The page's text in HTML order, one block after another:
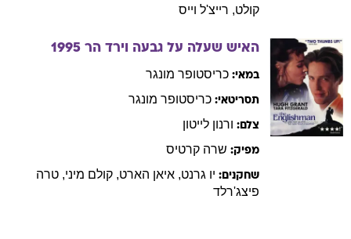
קולט, רייצ'ל וייס
האיש שעלה על גבעה וירד הר 1995
במאי: כריסטופר מונגר
תסריטאי: כריסטופר מונגר
צלם: ורנון לייטון
מפיק: שרה קרטיס
שחקנים: יו גרנט, איאן הארט, קולם מיני, טרה
פיצג'רלד